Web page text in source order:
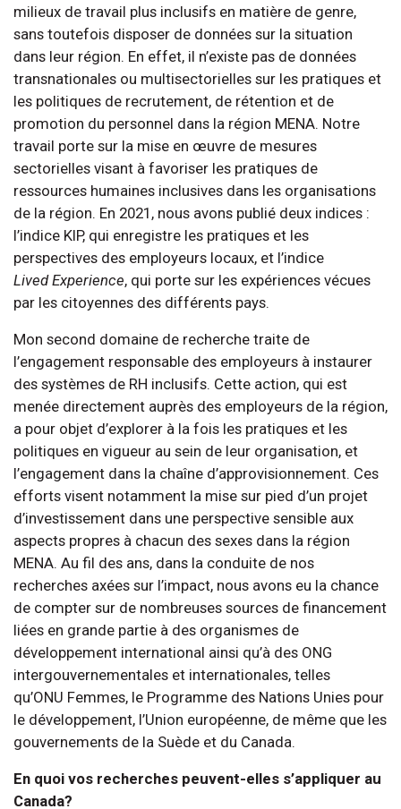
milieux de travail plus inclusifs en matière de genre,
sans toutefois disposer de données sur la situation
dans leur région. En effet, il n’existe pas de données
transnationales ou multisectorielles sur les pratiques et
les politiques de recrutement, de rétention et de
promotion du personnel dans la région MENA. Notre
travail porte sur la mise en œuvre de mesures
sectorielles visant à favoriser les pratiques de
ressources humaines inclusives dans les organisations
de la région. En 2021, nous avons publié deux indices :
l’indice KIP, qui enregistre les pratiques et les
perspectives des employeurs locaux, et l’indice
Lived Experience, qui porte sur les expériences vécues
par les citoyennes des différents pays.
Mon second domaine de recherche traite de
l’engagement responsable des employeurs à instaurer
des systèmes de RH inclusifs. Cette action, qui est
menée directement auprès des employeurs de la région,
a pour objet d’explorer à la fois les pratiques et les
politiques en vigueur au sein de leur organisation, et
l’engagement dans la chaîne d’approvisionnement. Ces
efforts visent notamment la mise sur pied d’un projet
d’investissement dans une perspective sensible aux
aspects propres à chacun des sexes dans la région
MENA. Au fil des ans, dans la conduite de nos
recherches axées sur l’impact, nous avons eu la chance
de compter sur de nombreuses sources de financement
liées en grande partie à des organismes de
développement international ainsi qu’à des ONG
intergouvernementales et internationales, telles
qu’ONU Femmes, le Programme des Nations Unies pour
le développement, l’Union européenne, de même que les
gouvernements de la Suède et du Canada.
En quoi vos recherches peuvent-elles s’appliquer au
Canada?